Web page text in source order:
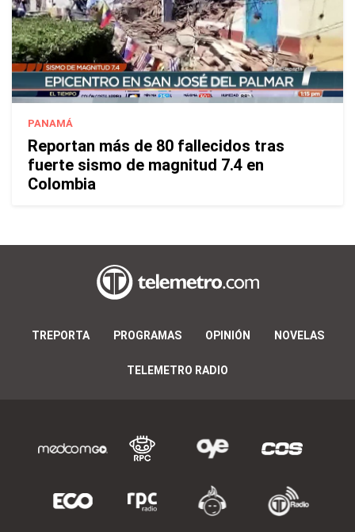
PANAMÁ
Reportan más de 80 fallecidos tras
fuerte sismo de magnitud 7.4 en
Colombia
TREPORTA PROGRAMAS OPINIÓN NOVELAS
TELEMETRO RADIO